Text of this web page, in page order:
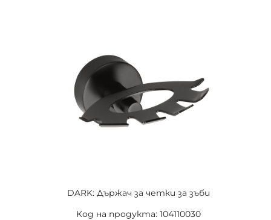
DARK: Държач за четки за зъби
Код на продукта: 104110030